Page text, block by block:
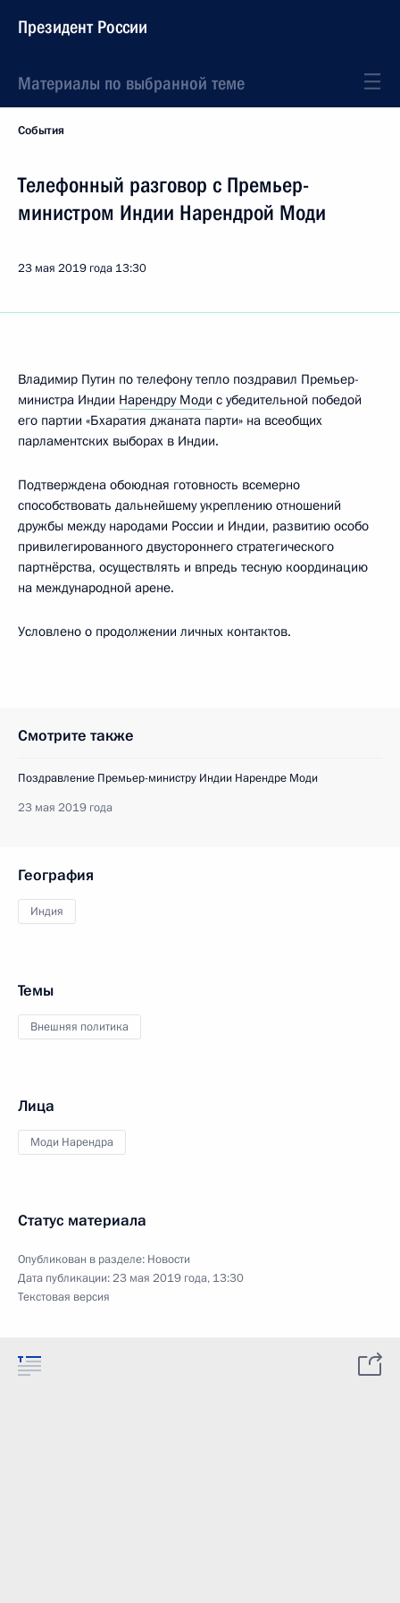
Президент России
Материалы по выбранной теме
События
Телефонный разговор с Премьер-
министром Индии Нарендрой Моди
23 мая 2019 года 13:30
Владимир Путин по телефону тепло поздравил Премьер-
министра Индии Нарендру Моди с убедительной победой
его партии «Бхаратия джаната парти» на всеобщих
парламентских выборах в Индии.
Подтверждена обоюдная готовность всемерно
способствовать дальнейшему укреплению отношений
дружбы между народами России и Индии, развитию особо
привилегированного двустороннего стратегического
партнёрства, осуществлять и впредь тесную координацию
на международной арене.
Условлено о продолжении личных контактов.
Смотрите также
Поздравление Премьер-министру Индии Нарендре Моди
23 мая 2019 года
География
Индия
Темы
Внешняя политика
Лица
Моди Нарендра
Статус материала
Опубликован в разделе: Новости
Дата публикации:23 мая 2019 года, 13:30
Текстовая версия